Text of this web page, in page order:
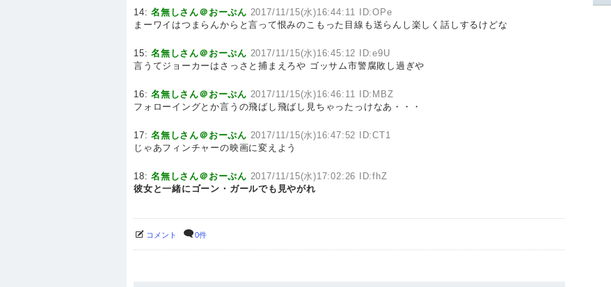
14:名無しさん＠おーぷん 2017/11/15(水)16:44:11 ID:OPe
まーワイはつまらんからと言って恨みのこもった目線も送らんし楽しく話しするけどな
15:名無しさん＠おーぷん 2017/11/15(水)16:45:12 ID:e9U
言うてジョーカーはさっさと捕まえろや ゴッサム市警腐敗し過ぎや
16:名無しさん＠おーぷん 2017/11/15(水)16:46:11 ID:MBZ
フォローイングとか言うの飛ばし飛ばし見ちゃったっけなあ・・・
17:名無しさん＠おーぷん 2017/11/15(水)16:47:52 ID:CT1
じゃあフィンチャーの映画に変えよう
18:名無しさん＠おーぷん 2017/11/15(水)17:02:26 ID:fhZ
彼女と一緒にゴーン・ガールでも見やがれ
コメント 0件